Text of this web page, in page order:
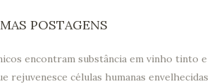
POSTAGENS
encontram substância em vinho tinto e
rejuvenesce células humanas envelhecidas